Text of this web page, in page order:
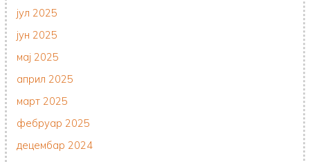
јул 2025
јун 2025
мај 2025
април 2025
март 2025
фебруар 2025
децембар 2024